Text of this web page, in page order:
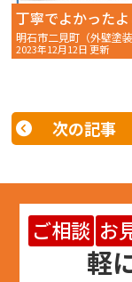
2023年12月12日 更新
次の記事
ご相談 お
軽